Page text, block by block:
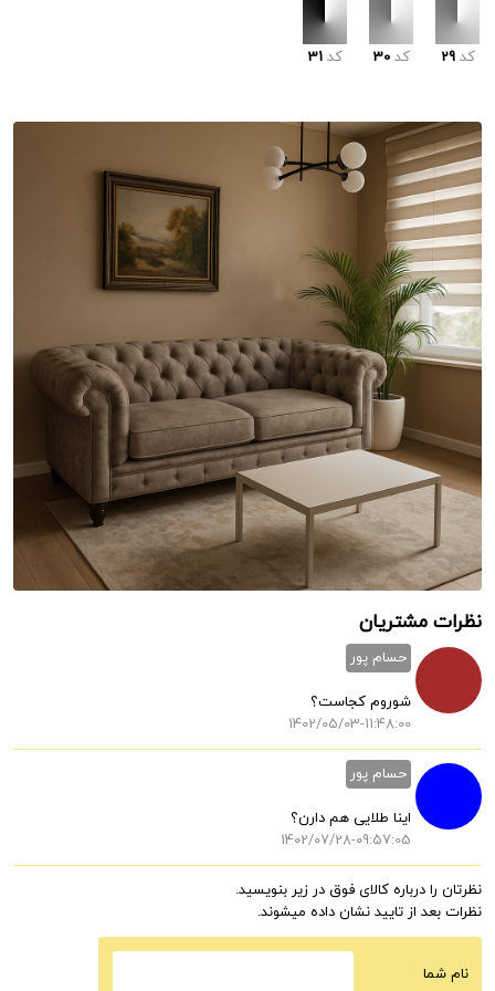
کد 29 کد 30 کد 31
نظرات مشتریان
حسام پور
شوروم کجاست؟
1402/05/03-11:48:00
حسام پور
اینا طلایی هم دارن؟
1402/07/28-09:57:05
نظرتان را درباره کالای فوق در زیر بنویسید.
نظرات بعد از تایید نشان داده میشوند.
نام شما